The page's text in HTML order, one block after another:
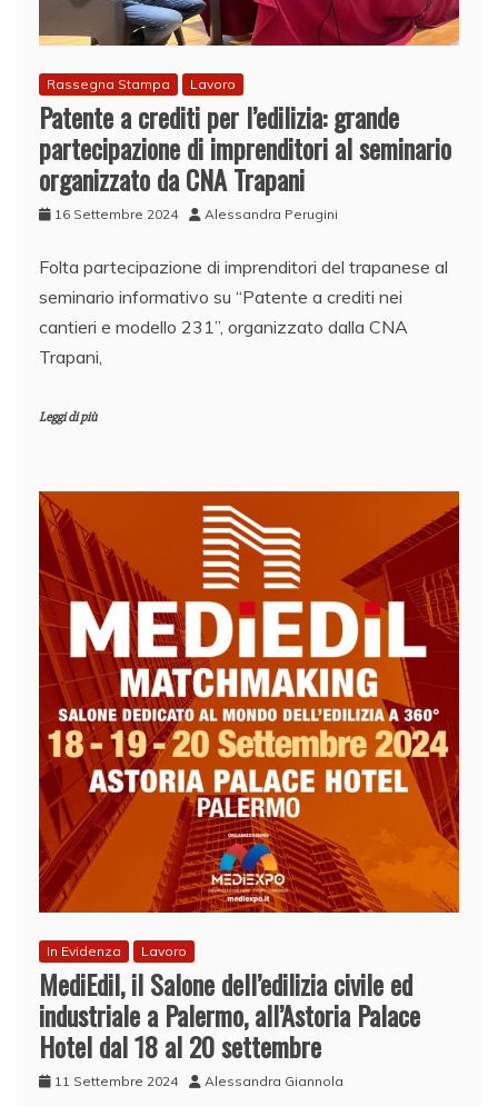
Rassegna Stampa Lavoro
Patente a crediti per l’edilizia: grande
partecipazione di imprenditori al seminario
organizzato da CNA Trapani
16 Settembre 2024 Alessandra Perugini
Folta partecipazione di imprenditori del trapanese al
seminario informativo su “Patente a crediti nei
cantieri e modello 231”, organizzato dalla CNA
Trapani,
Leggi di più
In Evidenza Lavoro
MediEdil, il Salone dell’edilizia civile ed
industriale a Palermo, all’Astoria Palace
Hotel dal 18 al 20 settembre
11 Settembre 2024 Alessandra Giannola